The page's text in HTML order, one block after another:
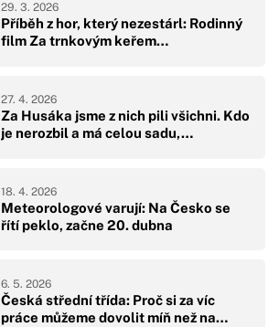
Příběh z hor, který nezestárl: Rodinný
film Za trnkovým keřem…
29. 3. 2026
Za Husáka jsme z nich pili všichni. Kdo
je nerozbil a má celou sadu,…
27. 4. 2026
Meteorologové varují: Na Česko se
řítí peklo, začne 20. dubna
18. 4. 2026
Česká střední třída: Proč si za víc
práce můžeme dovolit míň než na…
6. 5. 2026